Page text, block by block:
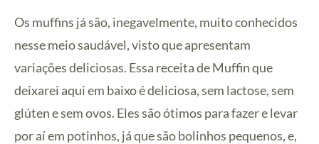
Os muffins já são, inegavelmente, muito conhecidos
nesse meio saudável, visto que apresentam
variações deliciosas. Essa receita de Muffin que
deixarei aqui em baixo é deliciosa, sem lactose, sem
glúten e sem ovos. Eles são ótimos para fazer e levar
por aí em potinhos, já que são bolinhos pequenos, e,